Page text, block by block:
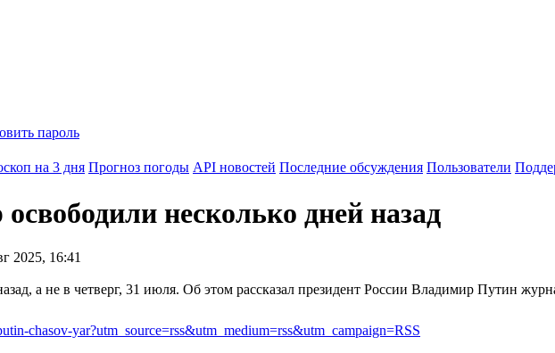
пароль
на 3 дня Прогноз погоды API новостей Последние обсуждения Пользователи
несколько дней назад
2025, 16:41
а не в четверг, 31 июля. Об этом рассказал президент России Владимир Путин
chasov-yar?utm_source=rss&utm_medium=rss&utm_campaign=RSS